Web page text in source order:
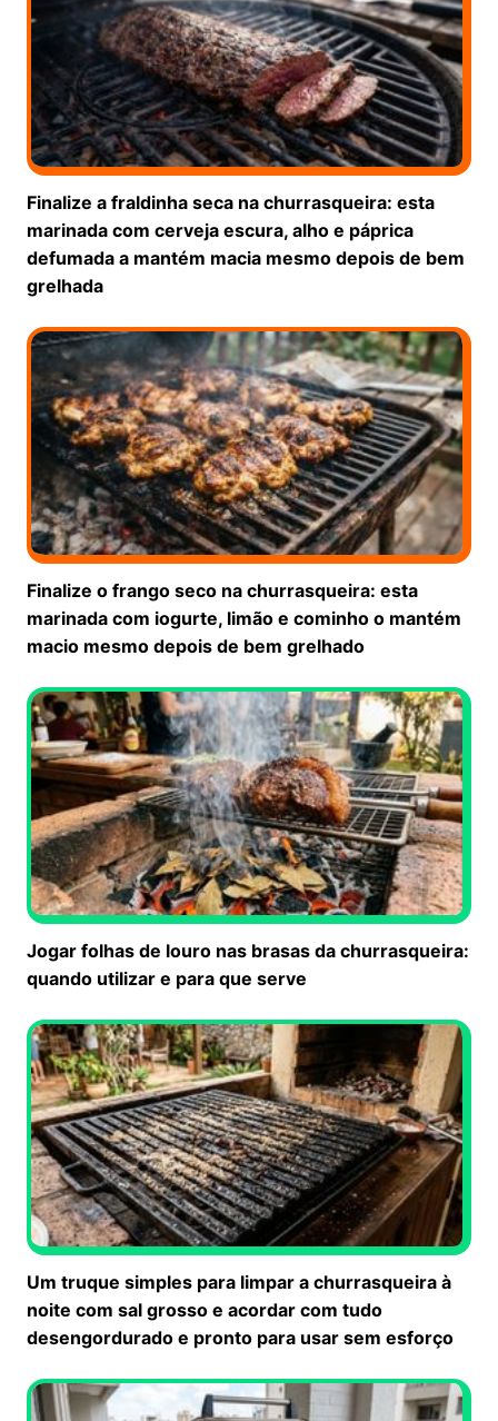
Finalize a fraldinha seca na churrasqueira: esta
marinada com cerveja escura, alho e páprica
defumada a mantém macia mesmo depois de bem
grelhada
Finalize o frango seco na churrasqueira: esta
marinada com iogurte, limão e cominho o mantém
macio mesmo depois de bem grelhado
Jogar folhas de louro nas brasas da churrasqueira:
quando utilizar e para que serve
Um truque simples para limpar a churrasqueira à
noite com sal grosso e acordar com tudo
desengordurado e pronto para usar sem esforço